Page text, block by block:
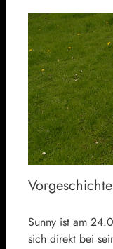
Sunny ist am
sich direkt bei